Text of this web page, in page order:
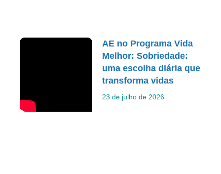
AE no Programa Vida
Melhor: Sobriedade:
uma escolha diária que
transforma vidas
23 de julho de 2026